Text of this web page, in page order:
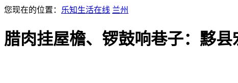
您现在的位置： 乐知生活在线 兰州
腊肉挂屋檐、锣鼓响巷子：黟